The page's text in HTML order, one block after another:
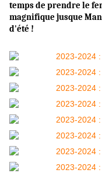
temps de prendre le
magnifique jusque
d'été !